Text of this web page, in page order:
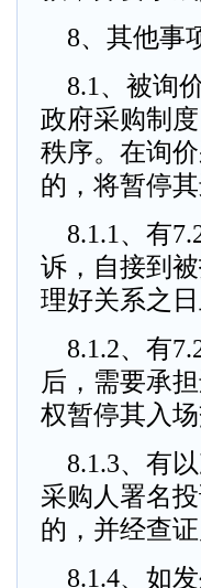
8、其他事
8.1、被询
政府采购制
秩序。在询
的，将暂停
8.1.1、有
诉，自接到
理好关系之
8.1.2、有
后，需要承
权暂停其入场
8.1.3、有
采购人署名
的，并经查
8.1.4、如